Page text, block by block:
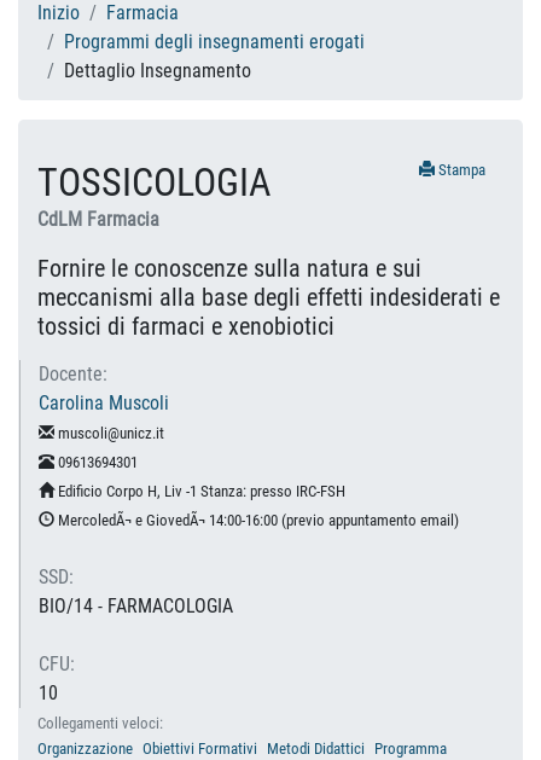
Inizio
Farmacia
Programmi degli insegnamenti erogati
Dettaglio Insegnamento
Stampa
TOSSICOLOGIA
CdLM Farmacia
Fornire le conoscenze sulla natura e sui
meccanismi alla base degli effetti indesiderati e
tossici di farmaci e xenobiotici
Docente:
Carolina Muscoli
muscoli@unicz.it
09613694301
Edificio Corpo H, Liv -1 Stanza: presso IRC-FSH
MercoledÃ¬ e GiovedÃ¬ 14:00-16:00 (previo appuntamento email)
SSD:
BIO/14 - FARMACOLOGIA
CFU:
10
Collegamenti veloci:
Organizzazione Obiettivi Formativi Metodi Didattici
Programma